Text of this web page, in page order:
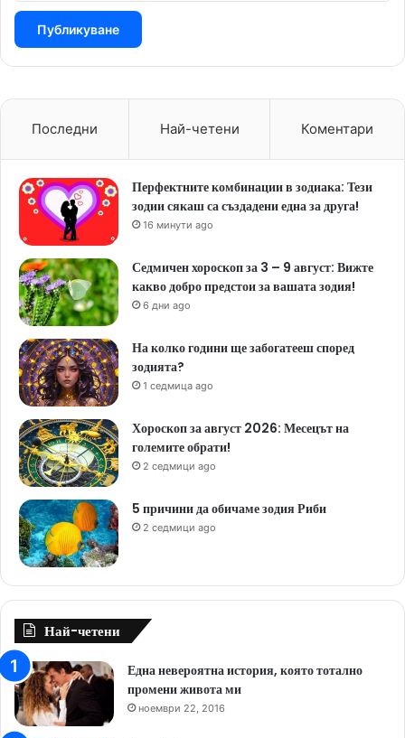
Последни Най-четени Коментари
Перфектните комбинации в зодиака: Тези
зодии сякаш са създадени една за друга!
16 минути ago
Седмичен хороскоп за 3 – 9 август: Вижте
какво добро предстои за вашата зодия!
6 дни ago
На колко години ще забогатееш според
зодията?
1 седмица ago
Хороскоп за август 2026: Месецът на
големите обрати!
2 седмици ago
5 причини да обичаме зодия Риби
2 седмици ago
Най-четени
Една невероятна история, която тотално
промени живота ми
ноември 22, 2016